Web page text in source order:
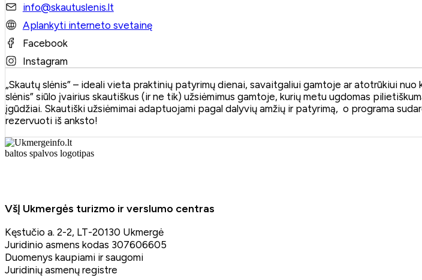
info@skautuslenis.lt
Aplankyti interneto svetainę
Facebook
Instagram
„Skautų slėnis” – ideali vieta praktinių patyrimų dienai, savaitgaliui gamtoje ar atotrūkiui
slėnis” siūlo įvairius skautiškus (ir ne tik) užsiėmimus gamtoje, kurių metu ugdomas
įgūdžiai. Skautiški užsiėmimai adaptuojami pagal dalyvių amžių ir patyrimą, o programa
rezervuoti iš anksto!
VšĮ Ukmergės turizmo ir verslumo centras
Kęstučio a. 2-2, LT-20130 Ukmergė
Juridinio asmens kodas 307606605
Duomenys kaupiami ir saugomi
Juridinių asmenų registre